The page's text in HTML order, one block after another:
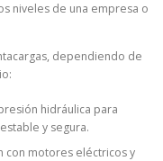
niveles de una empresa o
dependiendo de
hidráulica para
y segura.
con motores eléctricos y